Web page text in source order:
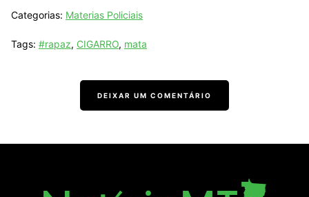
Categorias: Materias Policiais
Tags: #rapaz, CIGARRO, mata
DEIXAR UM COMENTÁRIO